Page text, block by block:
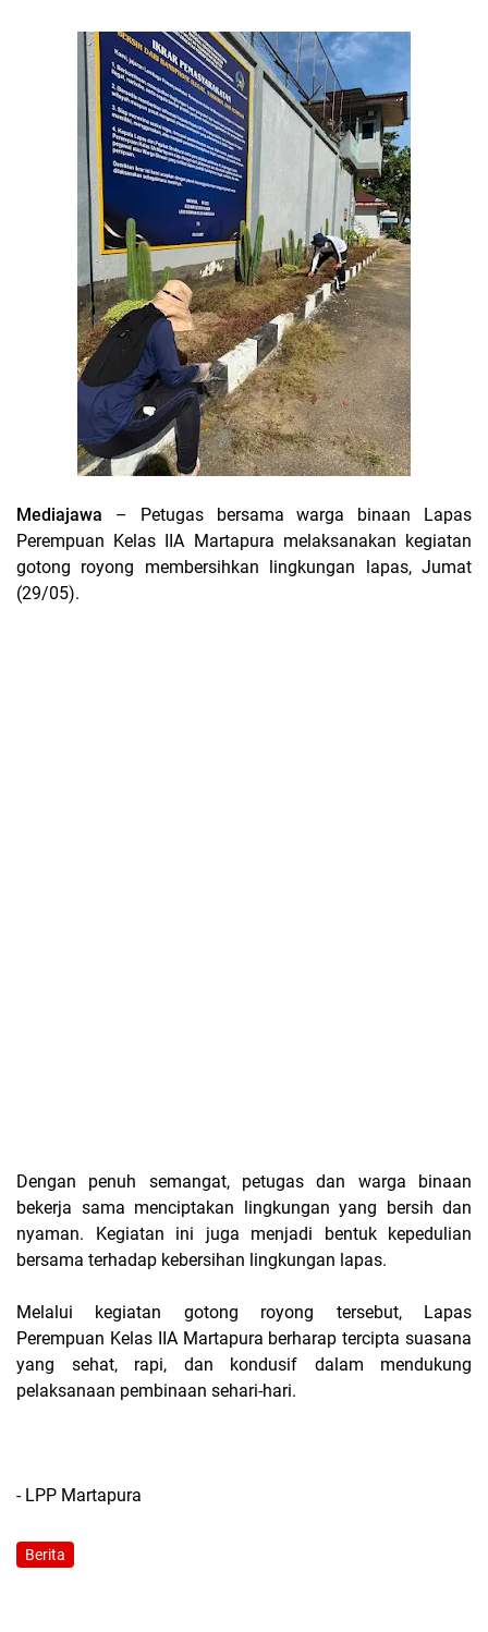
Mediajawa – Petugas bersama warga binaan Lapas
Perempuan Kelas IIA Martapura melaksanakan kegiatan
gotong royong membersihkan lingkungan lapas, Jumat
(29/05).
Dengan penuh semangat, petugas dan warga binaan
bekerja sama menciptakan lingkungan yang bersih dan
nyaman. Kegiatan ini juga menjadi bentuk kepedulian
bersama terhadap kebersihan lingkungan lapas.
Melalui kegiatan gotong royong tersebut, Lapas
Perempuan Kelas IIA Martapura berharap tercipta suasana
yang sehat, rapi, dan kondusif dalam mendukung
pelaksanaan pembinaan sehari-hari.
- LPP Martapura
Berita